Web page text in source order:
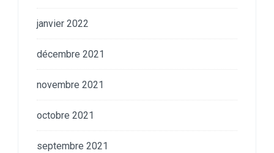
janvier 2022
décembre 2021
novembre 2021
octobre 2021
septembre 2021